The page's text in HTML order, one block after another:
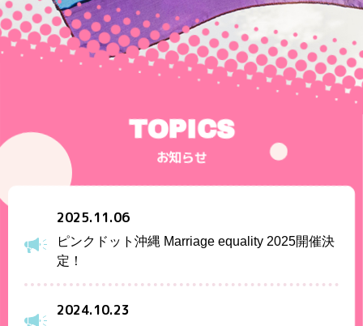
TOPICS
お知らせ
2025.11.06
ピンクドット沖縄 Marriage equality 2025開催決
定！
2024.10.23